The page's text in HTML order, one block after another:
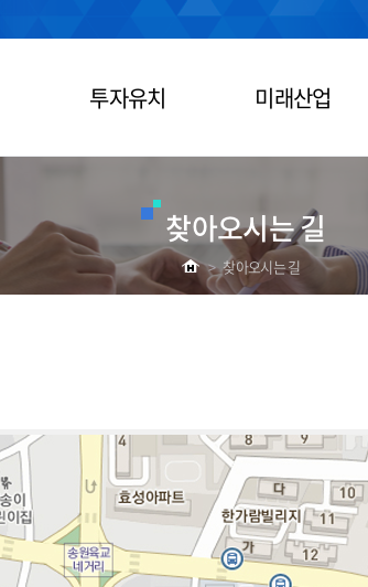
투자유치 미래산업
찾아오시는 길
> 찾아오시는 길